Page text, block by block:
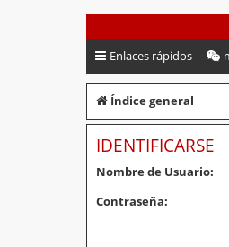
Enlaces rápidos
Índice general
IDENTIFICARSE
Nombre de Usuario:
Contraseña: